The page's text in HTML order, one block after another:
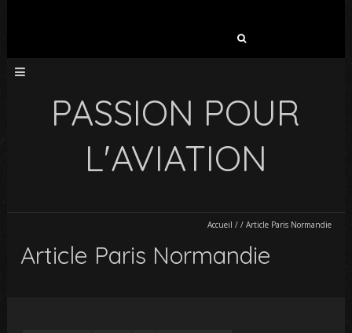
PASSION POUR
L'AVIATION
Accueil / / Article Paris Normandie
Article Paris Normandie